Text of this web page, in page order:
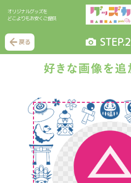
オリジナルグッズを
どこよりもお安くご提供
戻る STEP.2